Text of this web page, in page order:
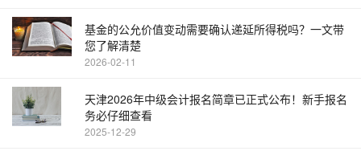
基金的公允价值变动需要确认递延所得税吗？一文带
您了解清楚
2026-02-11
天津2026年中级会计报名简章已正式公布！新手报名
务必仔细查看
2025-12-29